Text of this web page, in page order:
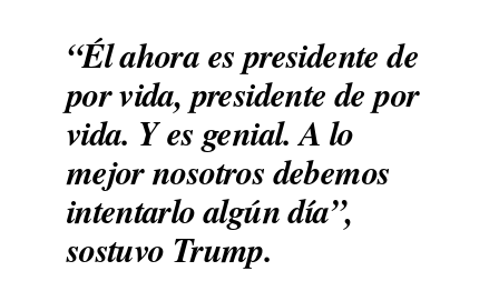
“Él ahora es presidente de
por vida, presidente de por
vida. Y es genial. A lo
mejor nosotros debemos
intentarlo algún día”,
sostuvo Trump.